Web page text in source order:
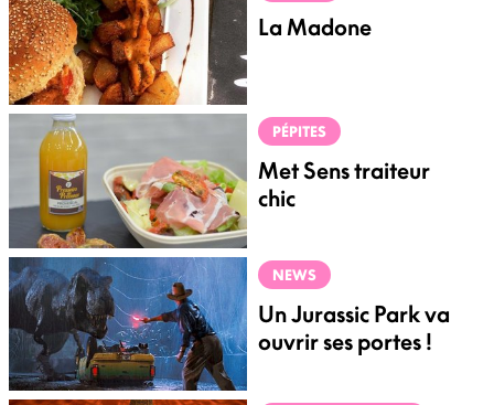
La Madone
PÉPITES
Met Sens traiteur
chic
NEWS
Un Jurassic Park va
ouvrir ses portes !